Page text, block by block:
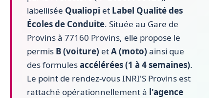
labellisée Qualiopi et Label Qualité des
Écoles de Conduite. Située au Gare de
Provins à 77160 Provins, elle propose le
permis B (voiture) etA (moto) ainsi que
des formulesaccélérées (1 à 4 semaines).
Le point de rendez-vous INRI'S Provins est
rattaché opérationnellement à l'agence